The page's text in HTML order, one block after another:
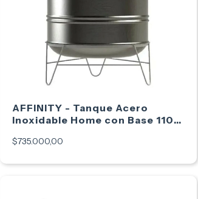
AFFINITY - Tanque Acero
Inoxidable Home con Base 1100
$735.000,00